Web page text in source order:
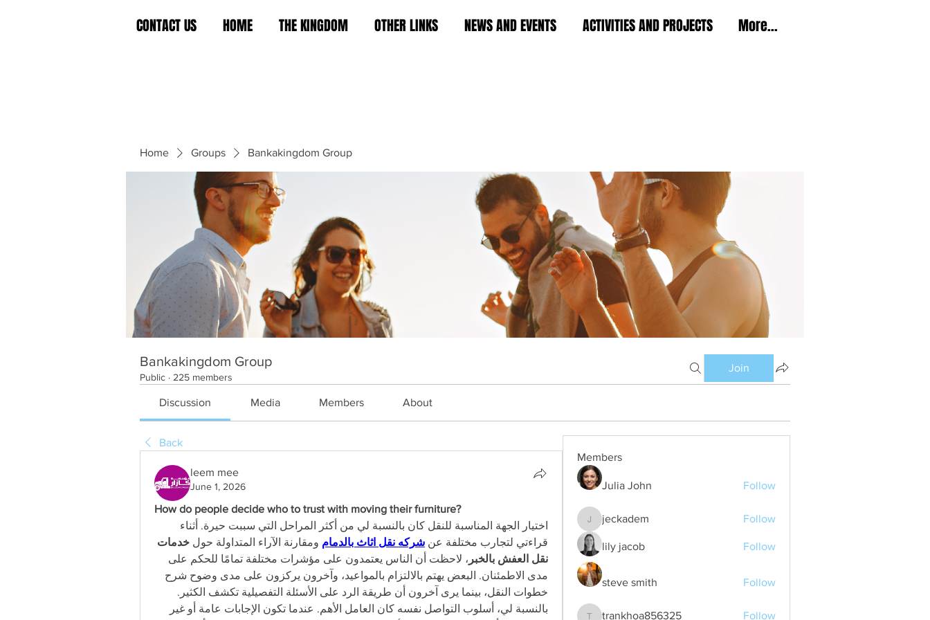
CONTACT US HOME THE KINGDOM OTHER LINKS NEWS AND EVENTS ACTIVITIES AND PROJECTS More...
Home Groups Bankakingdom Group
Bankakingdom Group
Public · 225 members
Join
Discussion Media Members About
Back
leem mee
June 1, 2026
How do people decide who to trust with moving their furniture?
قراءتي لتجارب مختلفة عن شركه نقل اثاث بالدمام ومقارنة الآراء المتداولة حول
نقل العفش بالخبر
Members
Julia John Follow
jeckadem
jeckadem Follow
lily jacob Follow
steve smith Follow
trankhoa856325 Follow